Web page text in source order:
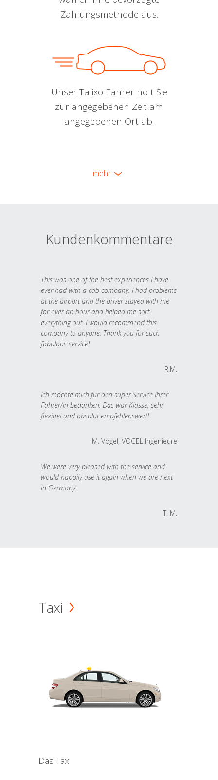
Zahlungsmethode aus.
Unser Talixo Fahrer holt Sie
zur angegebenen Zeit am
angegebenen Ort ab.
mehr
Kundenkommentare
This was one of the best experiences I have
ever had with a cab company. I had problems
at the airport and the driver stayed with me
for over an hour and helped me sort
everything out. I would recommend this
company to anyone. Thank you for such
fabulous service!
R.M.
Ich möchte mich für den super Service Ihrer
Fahrer/in bedanken. Das war Klasse, sehr
flexibel und absolut empfehlenswert!
M. Vogel, VOGEL Ingenieure
We were very pleased with the service and
would happily use it again when we are next
in Germany.
T. M.
Taxi
Das Taxi